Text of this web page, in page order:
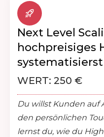
Next Level
hochpreisiges
systematisierst
WERT: 250 €
Du willst Kunden auf
den persönlichen
lernst du, wie du